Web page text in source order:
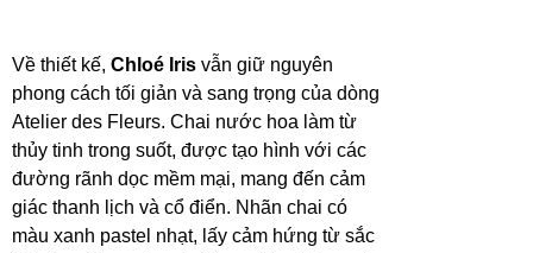
Về thiết kế, Chloé Iris vẫn giữ nguyên
phong cách tối giản và sang trọng của dòng
Atelier des Fleurs. Chai nước hoa làm từ
thủy tinh trong suốt, được tạo hình với các
đường rãnh dọc mềm mại, mang đến cảm
giác thanh lịch và cổ điển. Nhãn chai có
màu xanh pastel nhạt, lấy cảm hứng từ sắc